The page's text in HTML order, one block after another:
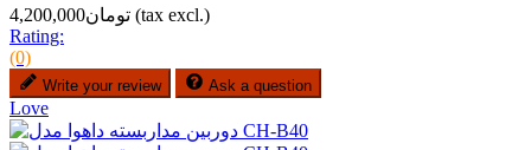
تومان4,200,000 (tax excl.)
Rating:
(0)
Write your review Ask a question
Love